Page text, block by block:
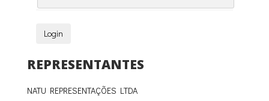
REPRESENTANTES
NATU REPRESENTAÇÕES LTDA